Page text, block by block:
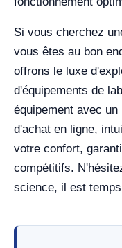
Si vous cherchez
vous êtes au bon
offrons le luxe
d'équipements de
équipement avec
d'achat en ligne,
votre confort,
compétitifs.
science, il est